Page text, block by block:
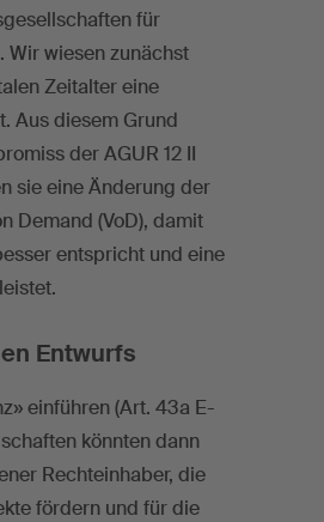
für
Wir wiesen zunächst
Zeitalter eine
Aus diesem Grund
der AGUR 12 II
sie eine Änderung der
Demand (VoD), damit
entspricht und eine
Entwurfs
einführen (Art. 43a E-
könnten dann
Rechteinhaber, die
fördern und für die